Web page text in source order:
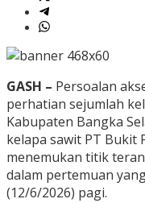
GASH – Persoalan
perhatian sejumlah
Kabupaten Bangka
kelapa sawit PT Bukit
menemukan titik
dalam pertemuan
(12/6/2026) pagi.